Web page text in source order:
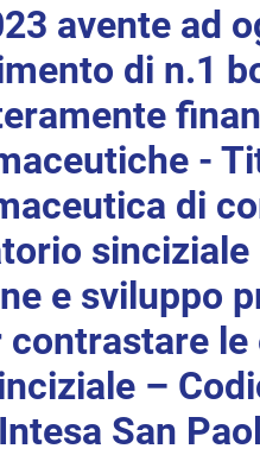
avente ad
di n.1
-
di
sinciziale
e sviluppo
le
–
San